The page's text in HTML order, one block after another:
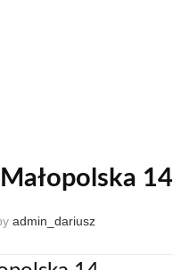
14
admin_dariusz